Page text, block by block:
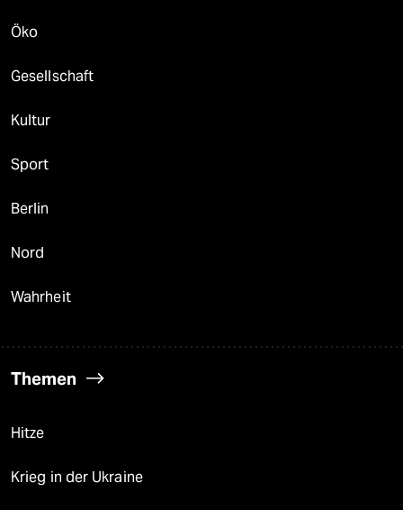
Öko
Gesellschaft
Kultur
Sport
Berlin
Nord
Wahrheit
Themen
Hitze
Krieg in der Ukraine